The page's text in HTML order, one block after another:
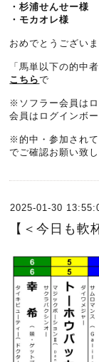
・杉浦せんせー様
・モカオレ様
おめでとうござい
「馬単以下の的中
こちらで
※ソフラー会員は
会員はログインボ
※的中・参加され
でご確認お願い致
2025-01-30
【＜今日も軟